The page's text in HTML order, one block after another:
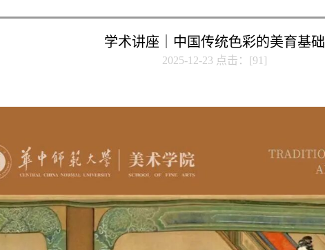
学术讲座｜中国传统色彩的美育基础
2025-12-23 点击：[91 ]